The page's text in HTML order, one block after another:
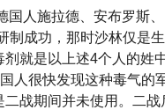
国人施拉德、安布罗斯
制成功，那时沙林仅是
剂就是以上述4个人的姓
国人很快发现这种毒气的
二战期间并未使用。二